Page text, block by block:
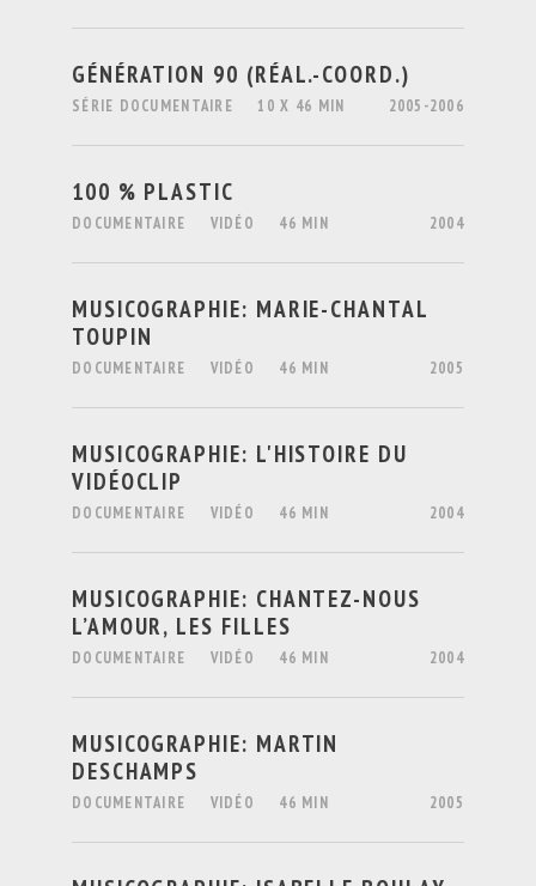
GÉNÉRATION 90 (RÉAL.-COORD.)
SÉRIE DOCUMENTAIRE 10 X 46 MIN 2005-2006
100 % PLASTIC
DOCUMENTAIRE VIDÉO 46 MIN 2004
MUSICOGRAPHIE: MARIE-CHANTAL
TOUPIN
DOCUMENTAIRE VIDÉO 46 MIN 2005
MUSICOGRAPHIE: L'HISTOIRE DU
VIDÉOCLIP
DOCUMENTAIRE VIDÉO 46 MIN 2004
MUSICOGRAPHIE: CHANTEZ-NOUS
L’AMOUR, LES FILLES
DOCUMENTAIRE VIDÉO 46 MIN 2004
MUSICOGRAPHIE: MARTIN
DESCHAMPS
DOCUMENTAIRE VIDÉO 46 MIN 2005